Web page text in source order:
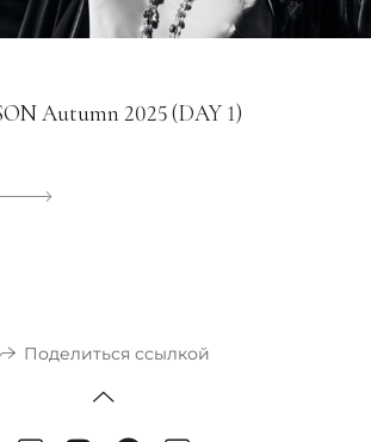
Аutumn 2025 (DAY 1)
Поделиться ссылкой